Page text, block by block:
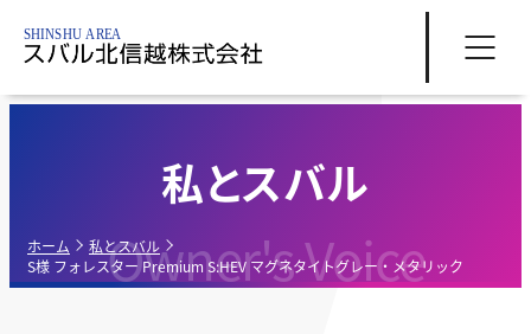
Owner's Voice
私とスバル
ホーム
私とスバル
S様 フォレスター Premium S:HEV マグネタイトグレー・メタリック